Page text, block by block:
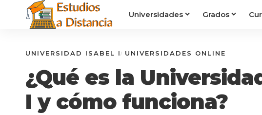
Universidades Grados
UNIVERSIDAD ISABEL I UNIVERSIDADES ONLINE
¿Qué es la
I y cómo funciona?